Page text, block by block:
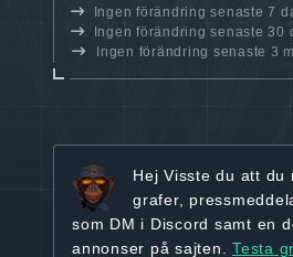
Ingen förändring senaste 7
Ingen förändring senaste 30
Ingen förändring senaste 3
Hej Visste du att
grafer,
som DM i Discord samt en
annonser på sajten. Testa